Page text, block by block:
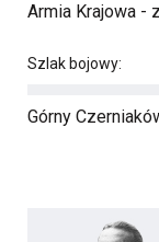
Armia Krajowa -
Szlak bojowy:
Górny